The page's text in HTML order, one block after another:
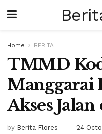
Home BERITA
TMMD
Manggarai
Akses
by Berita Flores 24